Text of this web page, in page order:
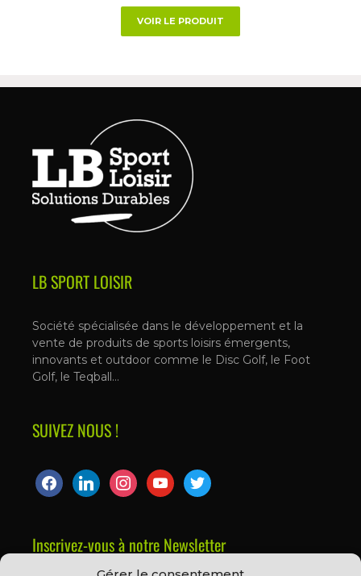
VOIR LE PRODUIT
LB SPORT LOISIR
Société spécialisée dans le développement et la
vente de produits de sports loisirs émergents,
innovants et outdoor comme le Disc Golf, le Foot
Golf, le Teqball…
SUIVEZ NOUS !
Inscrivez-vous à notre Newsletter